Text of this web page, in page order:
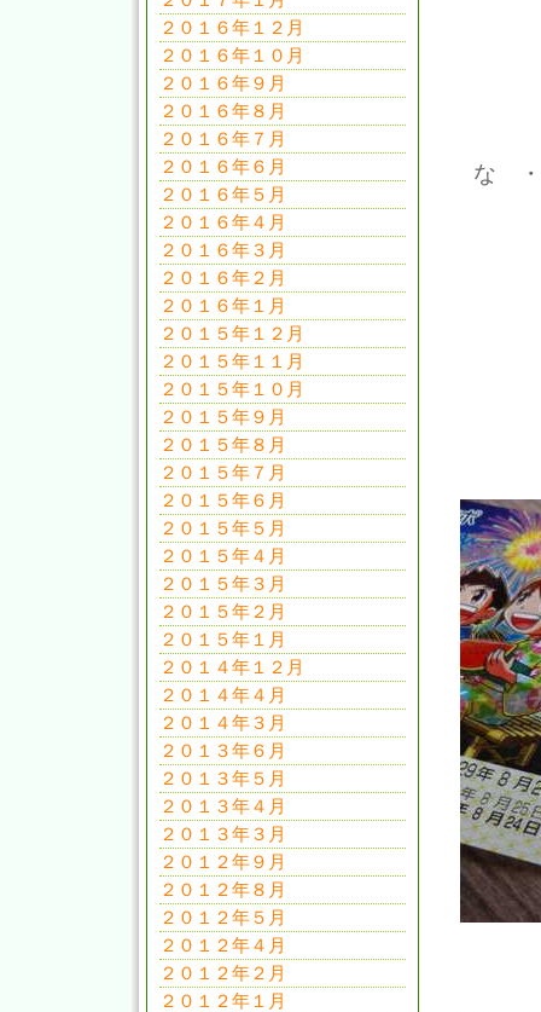
な ・
２０１６年１２月
２０１６年１０月
２０１６年９月
２０１６年８月
２０１６年７月
２０１６年６月
２０１６年５月
２０１６年４月
２０１６年３月
２０１６年２月
２０１６年１月
２０１５年１２月
２０１５年１１月
２０１５年１０月
２０１５年９月
２０１５年８月
２０１５年７月
２０１５年６月
２０１５年５月
２０１５年４月
２０１５年３月
２０１５年２月
２０１５年１月
２０１４年１２月
２０１４年４月
２０１４年３月
２０１３年６月
２０１３年５月
２０１３年４月
２０１３年３月
２０１２年９月
２０１２年８月
２０１２年５月
２０１２年４月
２０１２年２月
２０１２年１月